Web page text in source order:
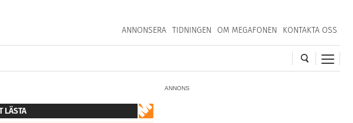
ANNONSERA TIDNINGEN OM MEGAFONEN KONTAKTA OSS
ANNONS
LÄSTA